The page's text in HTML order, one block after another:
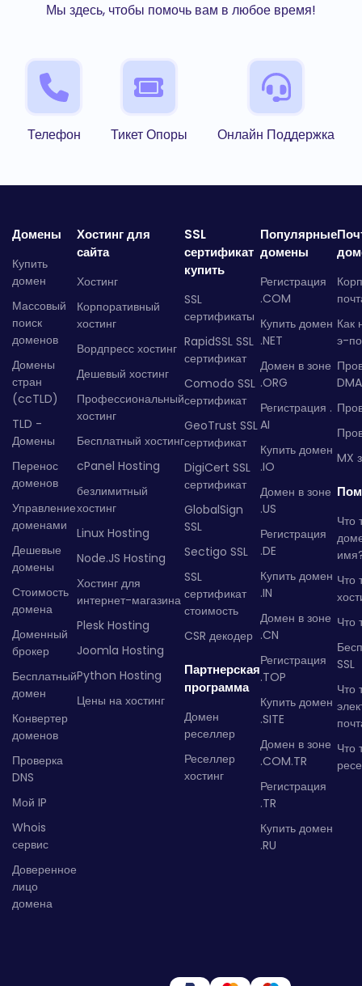
Мы здесь, чтобы помочь вам в любое время!
Телефон Тикет Опоры Онлайн Поддержка
Домены
Купить
домен
Массовый
поиск
доменов
Домены
стран
(ccTLD)
TLD -
Домены
Перенос
доменов
Управление
доменами
Дешевые
домены
Стоимость
домена
Доменный
брокер
Бесплатный
домен
Конвертер
доменов
Проверка
DNS
Мой IP
Whois
сервис
Доверенное
лицо
домена
Хостинг для
сайта
Хостинг
Корпоративный
хостинг
Вордпресс хостинг
Дешевый хостинг
Профессиональный
хостинг
Бесплатный хостинг
cPanel Hosting
безлимитный
хостинг
Linux Hosting
Node.JS Hosting
Хостинг для
интернет-магазина
Plesk Hosting
Joomla Hosting
Python Hosting
Цены на хостинг
SSL
сертификат
купить
SSL
сертификаты
RapidSSL SSL
сертификат
Comodo SSL
сертификат
GeoTrust SSL
сертификат
DigiCert SSL
сертификат
GlobalSign
SSL
Sectigo SSL
SSL
сертификат
стоимость
CSR декодер
Партнерская
программа
Домен
реселлер
Реселлер
хостинг
Популярные
домены
Регистрация
.COM
Купить домен
.NET
Домен в зоне
.ORG
Регистрация .
AI
Купить домен
.IO
Домен в зоне
.US
Регистрация
.DE
Купить домен
.IN
Домен в зоне
.CN
Регистрация
.TOP
Купить домен
.SITE
Домен в зоне
.COM.TR
Регистрация
.TR
Купить домен
.RU
Как
э-
MX
Что
Что
Что
SSL
Что
Что